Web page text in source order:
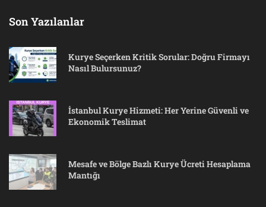
Son Yazılanlar
Kurye Seçerken Kritik Sorular: Doğru Firmayı
Nasıl Bulursunuz?
İstanbul Kurye Hizmeti: Her Yerine Güvenli ve
Ekonomik Teslimat
Mesafe ve Bölge Bazlı Kurye Ücreti Hesaplama
Mantığı